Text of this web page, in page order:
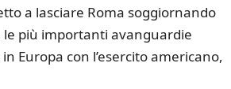
a lasciare Roma soggiornando
le più importanti avanguardie
Europa con l’esercito americano,